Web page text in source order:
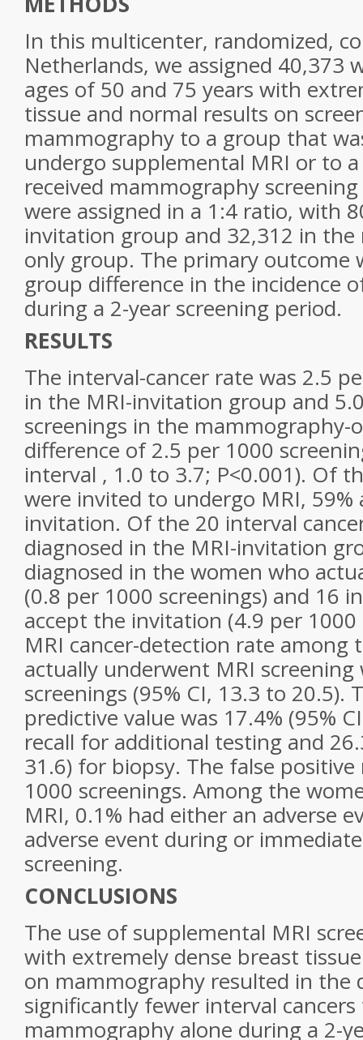
In this multicenter, randomized,
Netherlands, we assigned 40,373
ages of 50 and 75 years with
tissue and normal results on
mammography to a group that
undergo supplemental MRI or to
received mammography
were assigned in a 1:4 ratio, with
invitation group and 32,312 in
only group. The primary outcome
group difference in the incidence
during a 2-year screening period.
RESULTS
The interval-cancer rate was 2.5
in the MRI-invitation group and
screenings in the mammography-
difference of 2.5 per 1000
interval , 1.0 to 3.7; P<0.001). Of
were invited to undergo MRI, 59%
invitation. Of the 20 interval
diagnosed in the MRI-invitation
diagnosed in the women who
(0.8 per 1000 screenings) and 16
accept the invitation (4.9 per 1000
MRI cancer-detection rate among
actually underwent MRI screening
screenings (95% CI, 13.3 to 20.5).
predictive value was 17.4% (95%
recall for additional testing and
31.6) for biopsy. The false
1000 screenings. Among the
MRI, 0.1% had either an adverse
adverse event during or
screening.
CONCLUSIONS
The use of supplemental MRI
with extremely dense breast
on mammography resulted in the
significantly fewer interval
mammography alone during a 2-